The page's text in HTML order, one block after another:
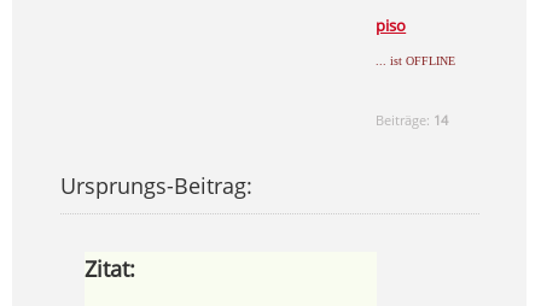
piso
... ist OFFLINE
Beiträge: 14
Ursprungs-Beitrag:
Zitat: